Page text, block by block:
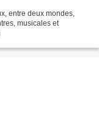
entre deux mondes,
musicales et